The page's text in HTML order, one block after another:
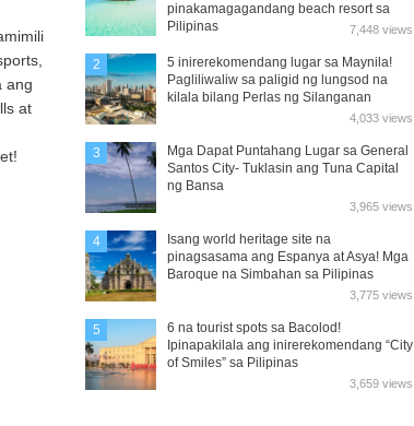
ang
at
pinakamagagandang beach resort sa
Pilipinas
7,448 views
2
5 inirerekomendang lugar sa Maynila!
Pagliliwaliw sa paligid ng lungsod na
kilala bilang Perlas ng Silanganan
4,033 views
3
Mga Dapat Puntahang Lugar sa General
Santos City- Tuklasin ang Tuna Capital
ng Bansa
3,965 views
4
Isang world heritage site na
pinagsasama ang Espanya at Asya! Mga
Baroque na Simbahan sa Pilipinas
3,775 views
5
6 na tourist spots sa Bacolod!
Ipinapakilala ang inirerekomendang “City
of Smiles” sa Pilipinas
3,659 views